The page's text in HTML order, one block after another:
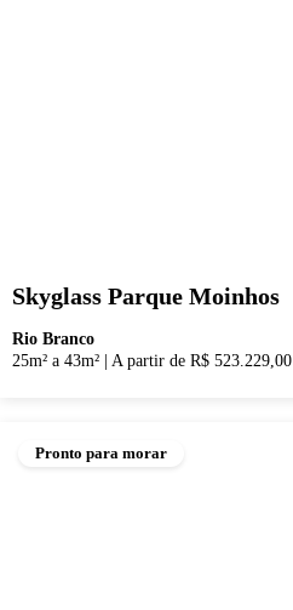
Skyglass Parque Moinhos
Rio Branco
25m² a 43m²
A partir de R$ 523.229,00
Pronto para morar